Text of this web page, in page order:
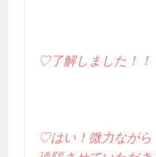
♡了解しました！！
♡はい！微力ながら